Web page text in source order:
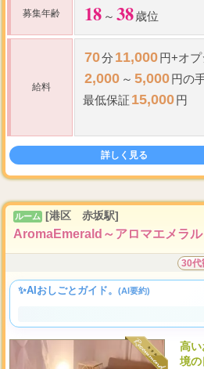
募集年齢 18 ～ 38歳位
給料
70分 11,000円+オ
2,000 ～ 5,000円の
最低保証 15,000円
歩合60～75％＋ボ
指名料全額バック
最低保証制度あり
詳しく見る
ルーム [港区 赤坂駅]
AromaEmerald～アロマエメラル
30代
✨AIおしごとガイド。 (AI要約)
高い
境の